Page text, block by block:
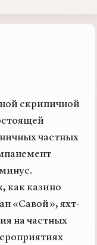
скрипичной
частных
как казино
«Савой», яхт-
на частных